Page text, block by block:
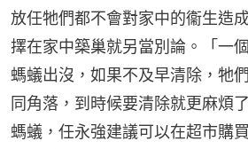
放任牠們都不會對家中的衞生造
擇在家中築巢就另當別論。「一
螞蟻出沒，如果不及早清除，牠
同角落，到時候要清除就更麻煩
螞蟻，任永強建議可以在超市購